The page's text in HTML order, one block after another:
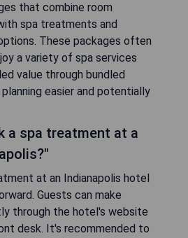
that combine room
spa treatments and
These packages often
a variety of spa services
value through bundled
easier and potentially
a spa treatment at a
at an Indianapolis hotel
Guests can make
through the hotel's website
desk. It's recommended to